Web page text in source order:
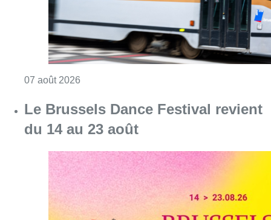
07 août 2026
Le Brussels Dance Festival revient
du 14 au 23 août